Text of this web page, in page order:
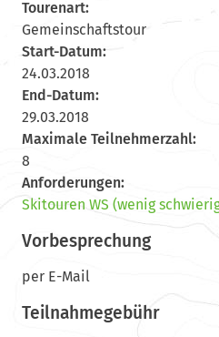
Tourenart:
Gemeinschaftstour
Start-Datum:
24.03.2018
End-Datum:
29.03.2018
Maximale Teilnehmerzahl:
8
Anforderungen:
Skitouren WS (wenig
Vorbesprechung
per E-Mail
Teilnahmegebühr